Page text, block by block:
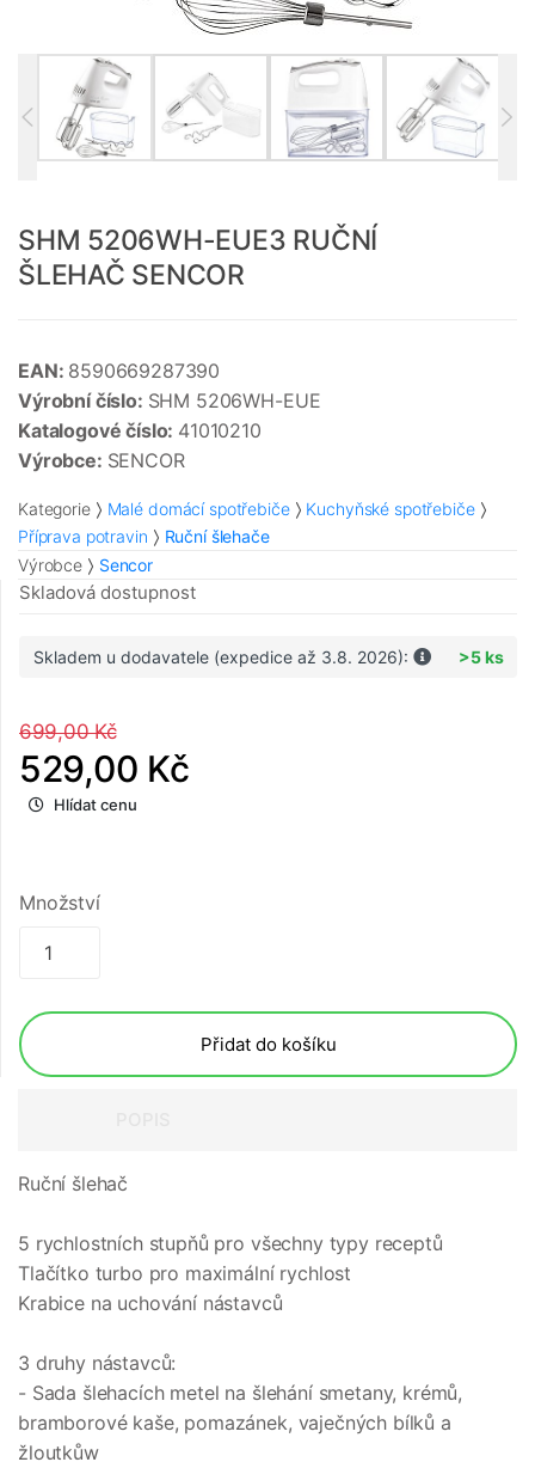
SHM 5206WH-EUE3 RUČNÍ
ŠLEHAČ SENCOR
EAN: 8590669287390
Výrobní číslo: SHM 5206WH-EUE
Katalogové číslo: 41010210
Výrobce: SENCOR
Kategorie Malé domácí spotřebiče
Kuchyňské spotřebiče
Příprava potravin
Ruční šlehače
Výrobce
Sencor
Skladová dostupnost
Skladem u dodavatele (expedice až 3.8. 2026): >5 ks
699,00 Kč
529,00 Kč
Hlídat cenu
Množství
Přidat do košíku
Ruční šlehač
5 rychlostních stupňů pro všechny typy receptů
Tlačítko turbo pro maximální rychlost
Krabice na uchování nástavců
3 druhy nástavců:
- Sada šlehacích metel na šlehání smetany, krémů,
bramborové kaše, pomazánek, vaječných bílků a
žloutkůw